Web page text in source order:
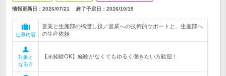
情報更新日：2026/07/21 終了予定日： 2026/10/19
仕事内容
営業と生産部の橋渡し役／営業への技術的サポートと、生産部へ
の生産依頼
対象と
なる方
【未経験OK】経験がなくてもゆるく働きたい方歓迎！